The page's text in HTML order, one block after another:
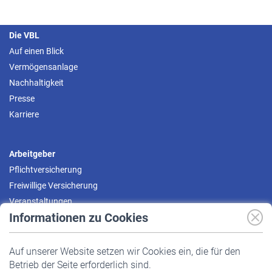
Informationen zu Cookies
Auf unserer Website setzen wir Cookies ein, die für den
Betrieb der Seite erforderlich sind.
Die VBL
Auf einen Blick
Vermögensanlage
Nachhaltigkeit
Presse
Karriere
Arbeitgeber
Pflichtversicherung
Freiwillige Versicherung
Veranstaltungen
Pflichtversicherung